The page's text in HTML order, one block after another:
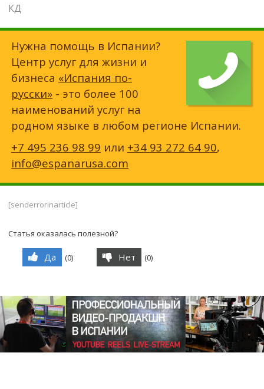
КД
Нужна помощь в Испании?
Центр услуг для жизни и
бизнеса «Испания по-
русски» - это более 100
наименований услуг на
родном языке в любом регионе Испании.
+7 495 236 98 99 или +34 93 272 64 90,
info@espanarusa.com
[senderrorinarticle]
Статья оказалась полезной?
Да (0) Нет (0)